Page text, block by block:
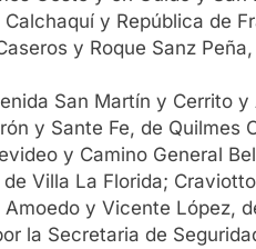
y República de
y Roque Sanz
San Martín y Cerrito
y Sante Fe, de
y Camino General
Villa La Florida;
y Vicente López,
la Secretaria de